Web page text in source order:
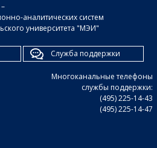
аналитических систем
университета "МЭИ"
Служба поддержки
Многоканальные телефоны
службы поддержки:
(495) 225-14-43
(495) 225-14-47